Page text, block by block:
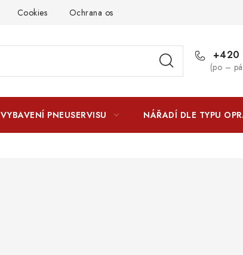
Cookies Ochrana osobních údajú
+420
(po –
VYBAVENÍ PNEUSERVISU NÁŘADÍ DLE TYPU